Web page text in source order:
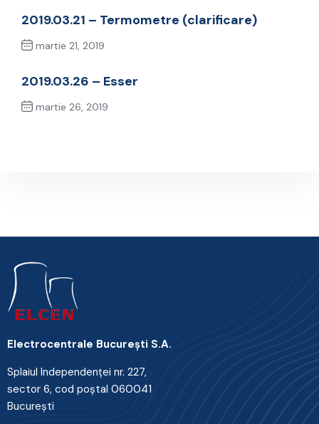
2019.03.21 – Termometre (clarificare)
martie 21, 2019
2019.03.26 – Esser
martie 26, 2019
Electrocentrale Bucureşti S.A.
Splaiul Independenţei nr. 227,
sector 6, cod poştal 060041
Bucureşti